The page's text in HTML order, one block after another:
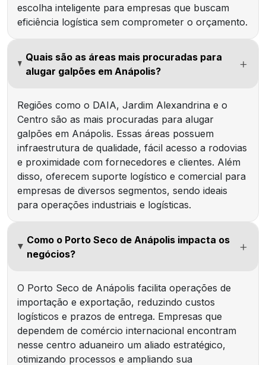
escolha inteligente para empresas que buscam
eficiência logística sem comprometer o orçamento.
Quais são as áreas mais procuradas para
alugar galpões em Anápolis?
Regiões como o DAIA, Jardim Alexandrina e o
Centro são as mais procuradas para alugar
galpões em Anápolis. Essas áreas possuem
infraestrutura de qualidade, fácil acesso a rodovias
e proximidade com fornecedores e clientes. Além
disso, oferecem suporte logístico e comercial para
empresas de diversos segmentos, sendo ideais
para operações industriais e logísticas.
Como o Porto Seco de Anápolis impacta os
negócios?
O Porto Seco de Anápolis facilita operações de
importação e exportação, reduzindo custos
logísticos e prazos de entrega. Empresas que
dependem de comércio internacional encontram
nesse centro aduaneiro um aliado estratégico,
otimizando processos e ampliando sua